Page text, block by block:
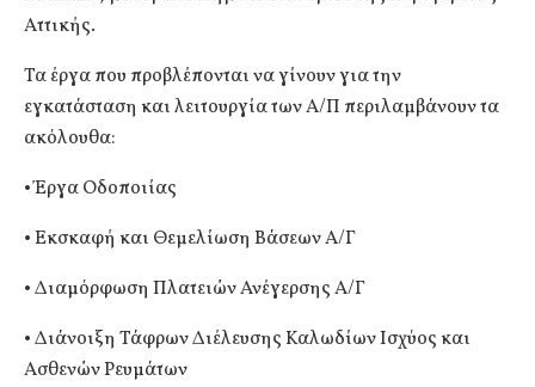
Αττικής.
Τα έργα που προβλέπονται να γίνουν για την
εγκατάσταση και λειτουργία των Α/Π περιλαμβάνουν τα
ακόλουθα:
• Έργα Οδοποιίας
• Εκσκαφή και Θεμελίωση Βάσεων Α/Γ
• Διαμόρφωση Πλατειών Ανέγερσης Α/Γ
• Διάνοιξη Τάφρων Διέλευσης Καλωδίων Ισχύος και
Ασθενών Ρευμάτων